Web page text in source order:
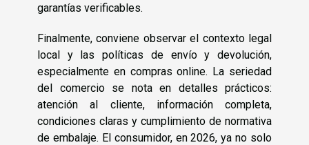
garantías verificables.
Finalmente, conviene observar el contexto legal
local y las políticas de envío y devolución,
especialmente en compras online. La seriedad
del comercio se nota en detalles prácticos:
atención al cliente, información completa,
condiciones claras y cumplimiento de normativa
de embalaje. El consumidor, en 2026, ya no solo